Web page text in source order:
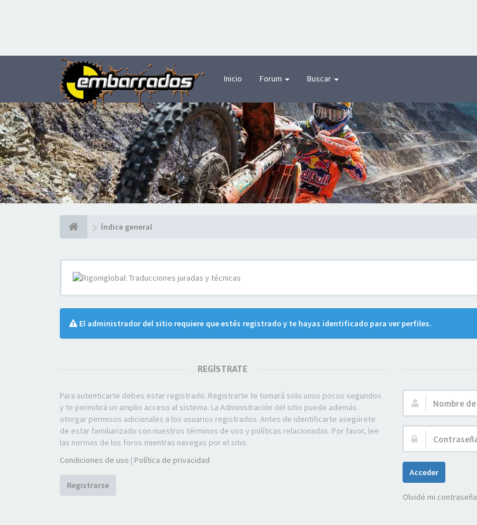
Inicio Forum Buscar
Índice general
El administrador del sitio requiere que estés registrado y te hayas identificado para ver perfiles.
REGÍSTRATE
Para autenticarte debes estar registrado. Registrarte te tomará solo unos pocos segundos
y te permitirá un amplio acceso al sistema. La Administración del sitio puede además
otorgar permisos adicionales a los usuarios registrados. Antes de identificarte asegúrete
de estar familiarizado con nuestros términos de uso y políticas relacionadas. Por favor, lee
las normas de los foros mientras navegas por el sitio.
Condiciones de uso | Política de privacidad
Registrarse
Nombre
de
Usuario:
Contraseña:
Acceder
Olvidé mi contraseña